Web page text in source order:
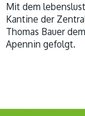
Mit dem
Kantine der
Thomas Bauer
Apennin gefolgt.